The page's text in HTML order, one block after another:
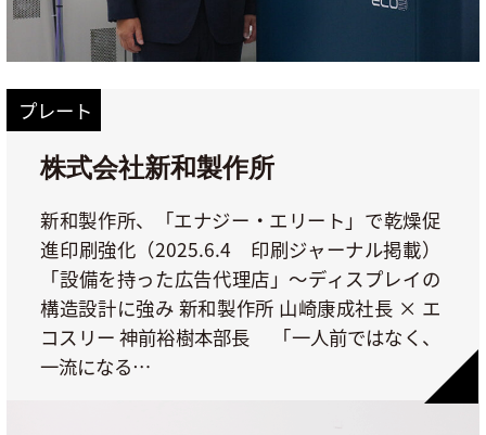
プレート
株式会社新和製作所
新和製作所、「エナジー・エリート」で乾燥促
進印刷強化（2025.6.4 印刷ジャーナル掲載）
「設備を持った広告代理店」〜ディスプレイの
構造設計に強み 新和製作所 山崎康成社長 × エ
コスリー 神前裕樹本部長 「一人前ではなく、
一流になる…